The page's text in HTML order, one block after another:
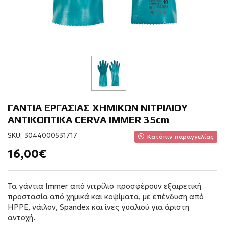
ΓΑΝΤΙΑ ΕΡΓΑΣΙΑΣ ΧΗΜΙΚΩΝ ΝΙΤΡΙΛΙΟΥ
ΑΝΤΙΚΟΠΤΙΚΑ CERVA IMMER 35cm
SKU: 3044000531717 Κατόπιν παραγγελίας
16,00€
Τα γάντια Immer από νιτρίλιο προσφέρουν εξαιρετική
προστασία από χημικά και κοψίματα, με επένδυση από
HPPE, νάιλον, Spandex και ίνες γυαλιού για άριστη
αντοχή.